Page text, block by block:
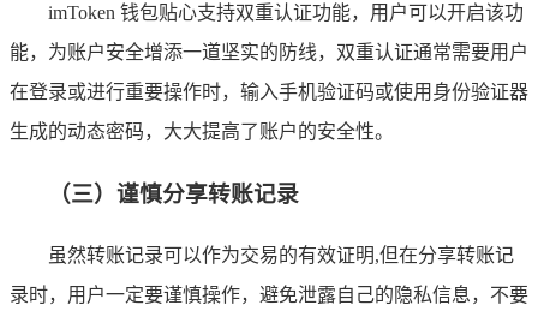
imToken 钱包贴心支持双重认证功能，用户可以开启该功
能，为账户安全增添一道坚实的防线，双重认证通常需要用户
在登录或进行重要操作时，输入手机验证码或使用身份验证器
生成的动态密码，大大提高了账户的安全性。
（三）谨慎分享转账记录
虽然转账记录可以作为交易的有效证明,但在分享转账记
录时，用户一定要谨慎操作，避免泄露自己的隐私信息，不要